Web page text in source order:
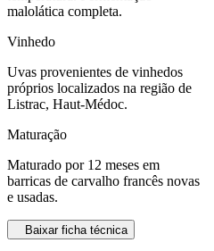
malolática completa.
Vinhedo
Uvas provenientes de vinhedos
próprios localizados na região de
Listrac, Haut-Médoc.
Maturação
Maturado por 12 meses em
barricas de carvalho francês novas
e usadas.
Baixar ficha técnica